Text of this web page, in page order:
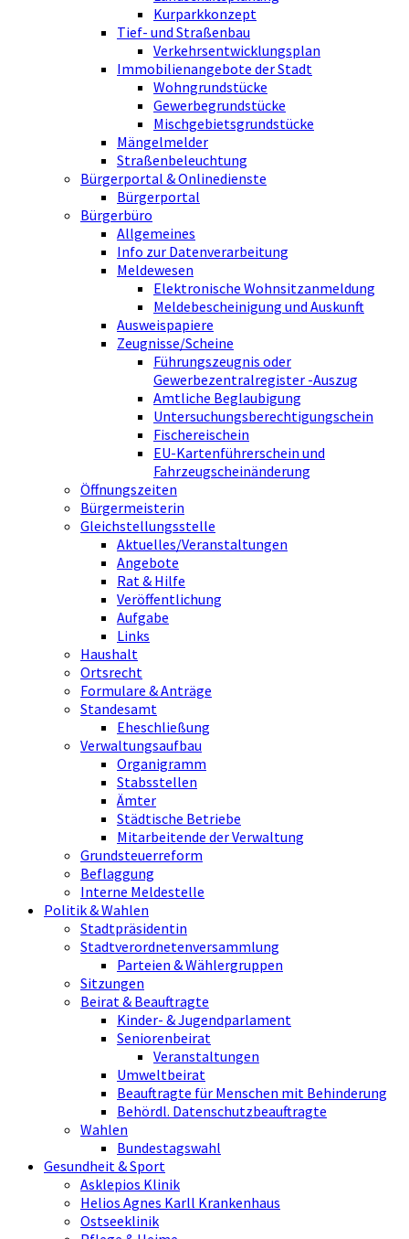
Kurparkkonzept
Tief- und Straßenbau
Verkehrsentwicklungsplan
Immobilienangebote der Stadt
Wohngrundstücke
Gewerbegrundstücke
Mischgebietsgrundstücke
Mängelmelder
Straßenbeleuchtung
Bürgerportal & Onlinedienste
Bürgerportal
Bürgerbüro
Allgemeines
Info zur Datenverarbeitung
Meldewesen
Elektronische Wohnsitzanmeldung
Meldebescheinigung und Auskunft
Ausweispapiere
Zeugnisse/Scheine
Führungszeugnis oder
Gewerbezentralregister -Auszug
Amtliche Beglaubigung
Untersuchungsberechtigungschein
Fischereischein
EU-Kartenführerschein und
Fahrzeugscheinänderung
Öffnungszeiten
Bürgermeisterin
Gleichstellungsstelle
Aktuelles/Veranstaltungen
Angebote
Rat & Hilfe
Veröffentlichung
Aufgabe
Links
Haushalt
Ortsrecht
Formulare & Anträge
Standesamt
Eheschließung
Verwaltungsaufbau
Organigramm
Stabsstellen
Ämter
Städtische Betriebe
Mitarbeitende der Verwaltung
Grundsteuerreform
Beflaggung
Interne Meldestelle
Politik & Wahlen
Stadtpräsidentin
Stadtverordnetenversammlung
Parteien & Wählergruppen
Sitzungen
Beirat & Beauftragte
Kinder- & Jugendparlament
Seniorenbeirat
Veranstaltungen
Umweltbeirat
Beauftragte für Menschen mit Behinderung
Behördl. Datenschutzbeauftragte
Wahlen
Bundestagswahl
Gesundheit & Sport
Asklepios Klinik
Helios Agnes Karll Krankenhaus
Ostseeklinik